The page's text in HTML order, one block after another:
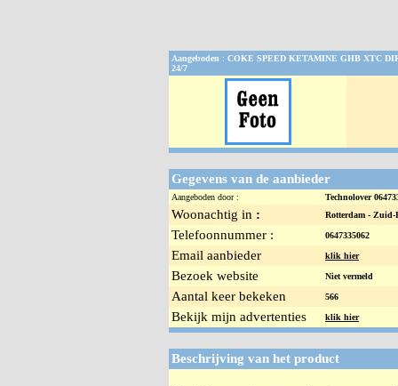
Aangeboden : COKE SPEED KETAMINE GHB XTC
24/7
Gegevens van de aanbieder
Aangeboden door : Technolover
Woonachtig in : Rotterdam - Zuid-
Telefoonnummer : 0647335062
Email aanbieder klik hier
Bezoek website Niet vermeld
Aantal keer bekeken 566
Bekijk mijn advertenties klik hier
Beschrijving van het product